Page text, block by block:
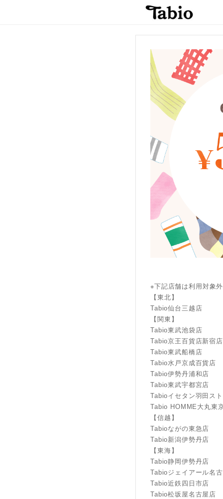
トップページ
購入履歴
法人のお客様
※下記店舗は利用対象
【東北】
Tabio仙台三越店
【関東】
Tabio東武池袋店
Tabio京王百貨店新宿店
Tabio東武船橋店
Tabio水戸京成百貨店
Tabio伊勢丹浦和店
Tabio東武宇都宮店
Tabioイセタン羽田ス
Tabio HOMME大丸東
【信越】
Tabioながの東急店
Tabio新潟伊勢丹店
【東海】
Tabio静岡伊勢丹店
Tabioジェイアール名
Tabio近鉄四日市店
Tabio松坂屋名古屋店